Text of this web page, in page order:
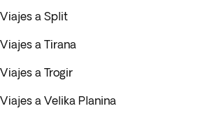
Viajes a Split
Viajes a Tirana
Viajes a Trogir
Viajes a Velika Planina